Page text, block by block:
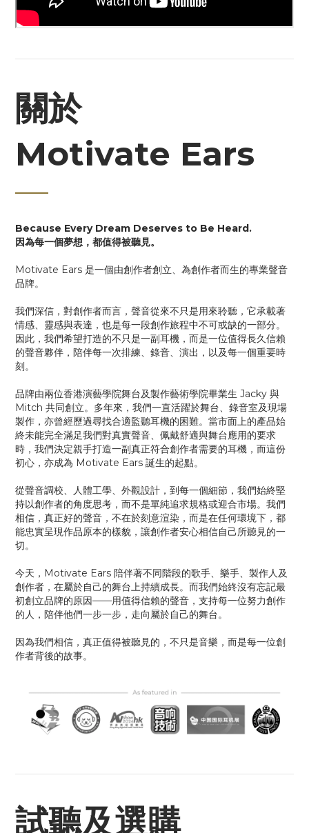
關於
Motivate Ears
Because Every Dream Deserves to Be Heard.
因為每一個夢想，都值得被聽見。
Motivate Ears 是一個由創作者創立、為創作者而生的專業聲音
品牌。
我們深信，對創作者而言，聲音從來不只是用來聆聽，它承載著
情感、靈感與表達，也是每一段創作旅程中不可或缺的一部分。
因此，我們希望打造的不只是一副耳機，而是一位值得長久信賴
的聲音夥伴，陪伴每一次排練、錄音、演出，以及每一個重要時
刻。
品牌由兩位香港演藝學院舞台及製作藝術學院畢業生 Jacky 與
Mitch 共同創立。多年來，我們一直活躍於舞台、錄音室及現場
製作，亦曾經歷過尋找合適監聽耳機的困難。當市面上的產品始
終未能完全滿足我們對真實聲音、佩戴舒適與舞台應用的要求
時，我們決定親手打造一副真正符合創作者需要的耳機，而這份
初心，亦成為 Motivate Ears 誕生的起點。
從聲音調校、人體工學、外觀設計，到每一個細節，我們始終堅
持以創作者的角度思考，而不是單純追求規格或迎合市場。我們
相信，真正好的聲音，不在於刻意渲染，而是在任何環境下，都
能忠實呈現作品原本的樣貌，讓創作者安心相信自己所聽見的一
切。
今天，Motivate Ears 陪伴著不同階段的歌手、樂手、製作人及
創作者，在屬於自己的舞台上持續成長。而我們始終沒有忘記最
初創立品牌的原因——用值得信賴的聲音，支持每一位努力創作
的人，陪伴他們一步一步，走向屬於自己的舞台。
因為我們相信，真正值得被聽見的，不只是音樂，而是每一位創
作者背後的故事。
試聽及選購